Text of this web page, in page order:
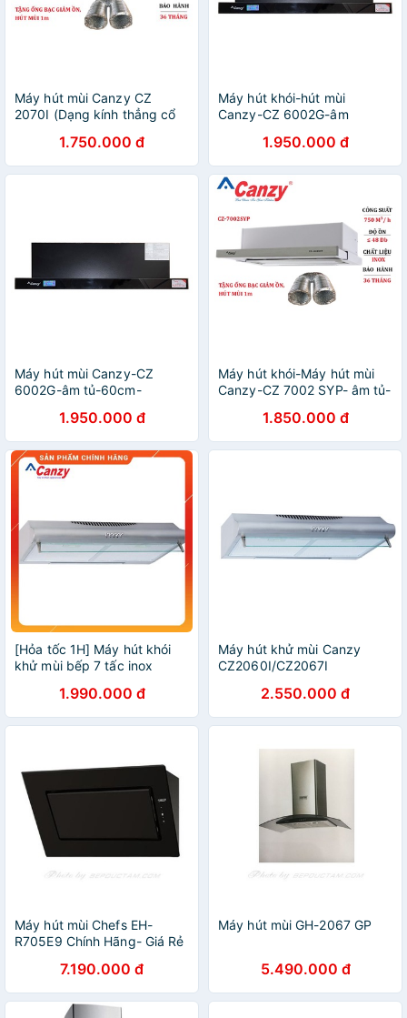
Máy hút mùi Canzy CZ
2070I (Dạng kính thẳng cổ
tháng Chính Hãng)
1.750.000 đ
Máy hút khói-hút mùi
Canzy-CZ 6002G-âm
khoẻ,chạy êm,Chính
Hãng,giá rẻ-Bảo Hành 36
Tháng -Máy hú
1.950.000 đ
Máy hút mùi Canzy-CZ
6002G-âm tủ-60cm-
êm,Chính Hãng,giá rẻ-Bảo
Hành 36 Tháng
1.950.000 đ
Máy hút khói-Máy hút mùi
Canzy-CZ 7002 SYP- âm tủ-
khoẻ,chạy êm,chính
hãng,giá rẻ-bảo hành 24
tháng
1.850.000 đ
[Hỏa tốc 1H] Máy hút khói
khử mùi bếp 7 tấc inox
chính hãng - BH 2 năm
1.990.000 đ
Máy hút khử mùi Canzy
CZ2060I/CZ2067I
2.550.000 đ
Máy hút mùi Chefs EH-
R705E9 Chính Hãng- Giá Rẻ
7.190.000 đ
Máy hút mùi GH-2067 GP
5.490.000 đ